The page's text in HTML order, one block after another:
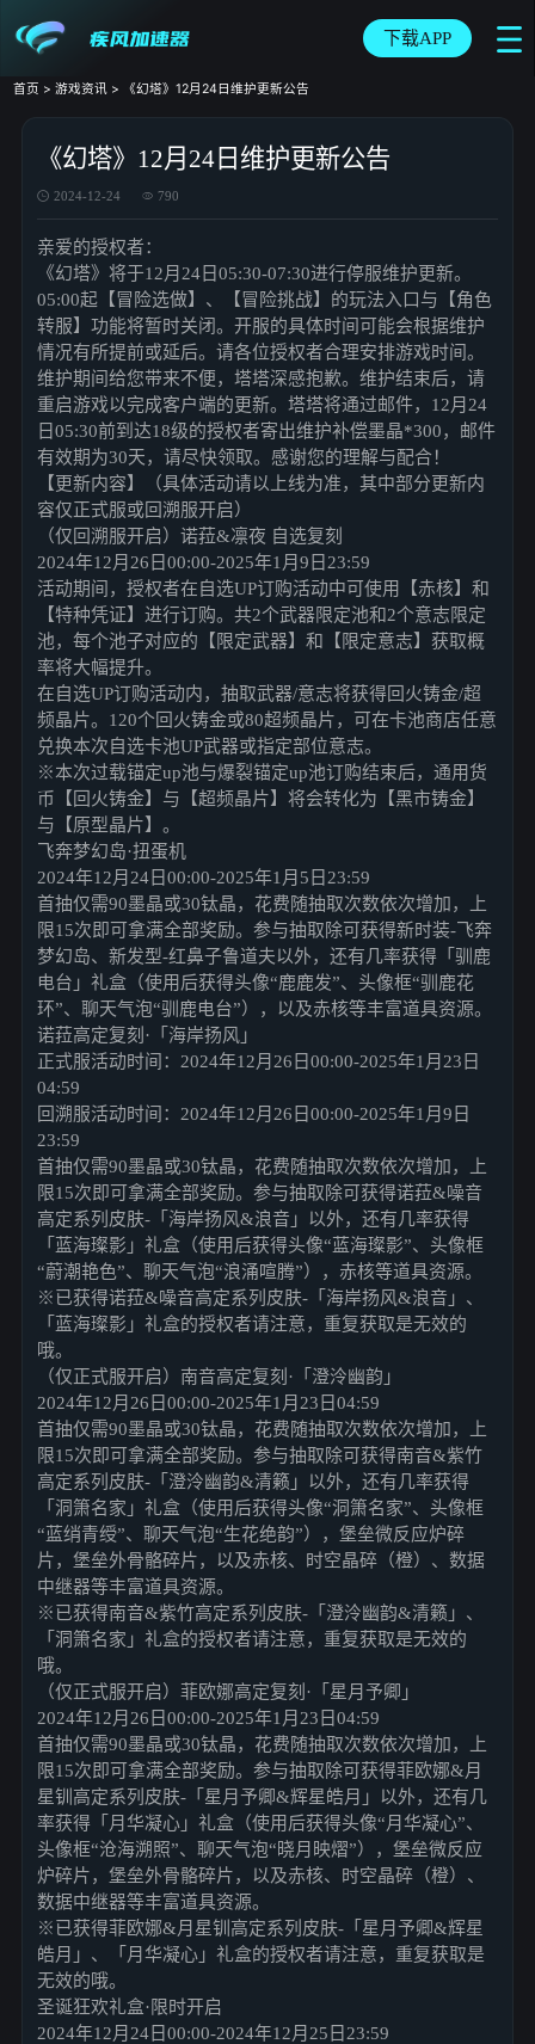
下载APP
首页 >游戏资讯 > 《幻塔》12月24日维护更新公告
《幻塔》12月24日维护更新公告
2024-12-24 790
亲爱的授权者：
《幻塔》将于12月24日05:30-07:30进行停服维护更新。
05:00起【冒险选做】、【冒险挑战】的玩法入口与【角色
转服】功能将暂时关闭。开服的具体时间可能会根据维护
情况有所提前或延后。请各位授权者合理安排游戏时间。
维护期间给您带来不便，塔塔深感抱歉。维护结束后，请
重启游戏以完成客户端的更新。塔塔将通过邮件，12月24
日05:30前到达18级的授权者寄出维护补偿墨晶*300，邮件
有效期为30天，请尽快领取。感谢您的理解与配合！
【更新内容】（具体活动请以上线为准，其中部分更新内
容仅正式服或回溯服开启）
（仅回溯服开启）诺菈&凛夜 自选复刻
2024年12月26日00:00-2025年1月9日23:59
活动期间，授权者在自选UP订购活动中可使用【赤核】和
【特种凭证】进行订购。共2个武器限定池和2个意志限定
池，每个池子对应的【限定武器】和【限定意志】获取概
率将大幅提升。
在自选UP订购活动内，抽取武器/意志将获得回火铸金/超
频晶片。120个回火铸金或80超频晶片，可在卡池商店任意
兑换本次自选卡池UP武器或指定部位意志。
※本次过载锚定up池与爆裂锚定up池订购结束后，通用货
币【回火铸金】与【超频晶片】将会转化为【黑市铸金】
与【原型晶片】。
飞奔梦幻岛·扭蛋机
2024年12月24日00:00-2025年1月5日23:59
首抽仅需90墨晶或30钛晶，花费随抽取次数依次增加，上
限15次即可拿满全部奖励。参与抽取除可获得新时装-飞奔
梦幻岛、新发型-红鼻子鲁道夫以外，还有几率获得「驯鹿
电台」礼盒（使用后获得头像“鹿鹿发”、头像框“驯鹿花
环”、聊天气泡“驯鹿电台”），以及赤核等丰富道具资源。
诺菈高定复刻·「海岸扬风」
正式服活动时间：2024年12月26日00:00-2025年1月23日
04:59
回溯服活动时间：2024年12月26日00:00-2025年1月9日
23:59
首抽仅需90墨晶或30钛晶，花费随抽取次数依次增加，上
限15次即可拿满全部奖励。参与抽取除可获得诺菈&噪音
高定系列皮肤-「海岸扬风&浪音」以外，还有几率获得
「蓝海璨影」礼盒（使用后获得头像“蓝海璨影”、头像框
“蔚潮艳色”、聊天气泡“浪涌喧腾”），赤核等道具资源。
※已获得诺菈&噪音高定系列皮肤-「海岸扬风&浪音」、
「蓝海璨影」礼盒的授权者请注意，重复获取是无效的
哦。
（仅正式服开启）南音高定复刻·「澄泠幽韵」
2024年12月26日00:00-2025年1月23日04:59
首抽仅需90墨晶或30钛晶，花费随抽取次数依次增加，上
限15次即可拿满全部奖励。参与抽取除可获得南音&紫竹
高定系列皮肤-「澄泠幽韵&清籁」以外，还有几率获得
「洞箫名家」礼盒（使用后获得头像“洞箫名家”、头像框
“蓝绡青绶”、聊天气泡“生花绝韵”），堡垒微反应炉碎
片，堡垒外骨骼碎片，以及赤核、时空晶碎（橙）、数据
中继器等丰富道具资源。
※已获得南音&紫竹高定系列皮肤-「澄泠幽韵&清籁」、
「洞箫名家」礼盒的授权者请注意，重复获取是无效的
哦。
（仅正式服开启）菲欧娜高定复刻·「星月予卿」
2024年12月26日00:00-2025年1月23日04:59
首抽仅需90墨晶或30钛晶，花费随抽取次数依次增加，上
限15次即可拿满全部奖励。参与抽取除可获得菲欧娜&月
星钏高定系列皮肤-「星月予卿&辉星皓月」以外，还有几
率获得「月华凝心」礼盒（使用后获得头像“月华凝心”、
头像框“沧海溯照”、聊天气泡“晓月映熠”），堡垒微反应
炉碎片，堡垒外骨骼碎片，以及赤核、时空晶碎（橙）、
数据中继器等丰富道具资源。
※已获得菲欧娜&月星钏高定系列皮肤-「星月予卿&辉星
皓月」、「月华凝心」礼盒的授权者请注意，重复获取是
无效的哦。
圣诞狂欢礼盒·限时开启
2024年12月24日00:00-2024年12月25日23:59